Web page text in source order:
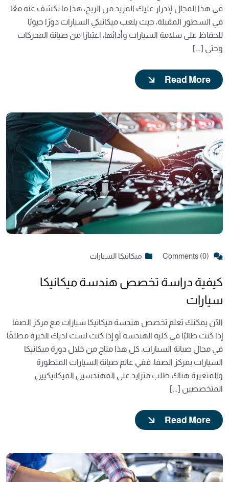
في هذا المجال لإدرار عليك المزيد من الربح، هذا ما نكشف عنه معًا
في السطور المقبلة، حيث يلعب ميكانيكي السيارات دورًا حيويًا
للحفاظ على سلامة السيارات وأدائها، اعتبارًا من صيانة المحركات
وحتى [...]
Read More
ميكانيكا السيارات
كيفية دراسة تخصص هندسة ميكانيكا
سيارات
الآن يمكنك تعلم تخصص هندسة ميكانيكا سيارات مع مركز الصفا
إذا كنت طالبًا في كلية الهندسة أو إذا كنت لست لديك الخبرة مطلقًا
في مجال صيانة السيارات، كل هذا متاح من خلال دورة ميكانيكا
السيارات بمركز الصفا، ففي عالم صيانة السيارات المتطورة
والمتغيرة هناك طلب متزايد على المهندسين الميكانيكيين
المتخصصين [...]
Read More